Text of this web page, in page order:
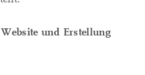
und Erstellung